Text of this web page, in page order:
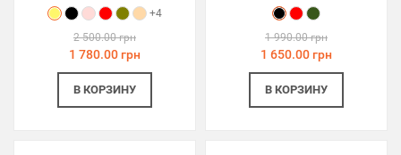
+4
2 500.00 грн
1 780.00 грн
В КОРЗИНУ
1 990.00 грн
1 650.00 грн
В КОРЗИНУ